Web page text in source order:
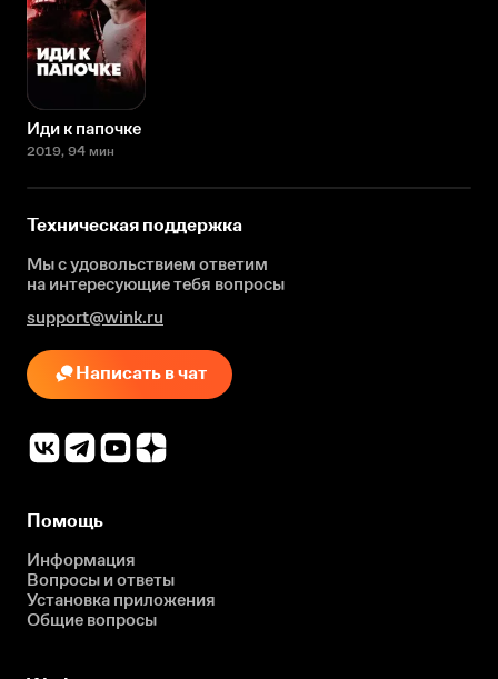
Иди к папочке
2019, 94 мин
Техническая поддержка
Мы с удовольствием ответим
на интересующиетебя вопросы
support@wink.ru
Написать в чат
Помощь
Информация
Вопросы и ответы
Установка приложения
Общие вопросы